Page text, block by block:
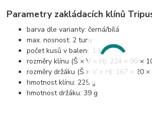
Parametry zakládacích klínů
barva dle varianty: černá/bílá
max. nosnost: 2 tuny
počet kusů v balení: 1 ks
rozměry klínu (Š × V × H): 224 × 90 ×
rozměry držáku (Š × V × H): 167 × 20 ×
hmotnost klínu: 225 g
hmotnost držáku: 39 g